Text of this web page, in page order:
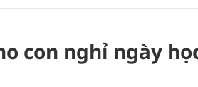
con nghỉ ngày